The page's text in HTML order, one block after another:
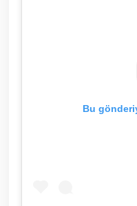
Bu